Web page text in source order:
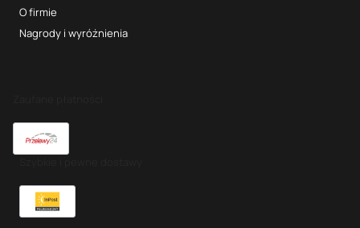
O firmie
Nagrody i wyróżnienia